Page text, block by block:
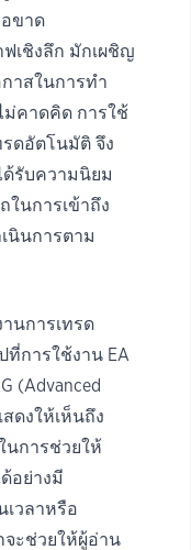
ขาด
เชิงลึก มักเผชิญ
าสในการทำ
ม่คาดคิด การใช้
ดอัตโนมัติ จึง
ด้รับความนิยม
ในการเข้าถึง
นินการตาม
นการเทรด
ที่การใช้งาน EA
(Advanced
ดงให้เห็นถึง
นการช่วยให้
อย่างมี
วลาหรือ
จะช่วยให้ผู้อ่าน